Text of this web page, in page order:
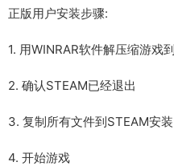
正版用户安装步骤:
1. 用WINRAR软件解压缩游戏
2. 确认STEAM已经退出
3. 复制所有文件到STEAM安
4. 开始游戏